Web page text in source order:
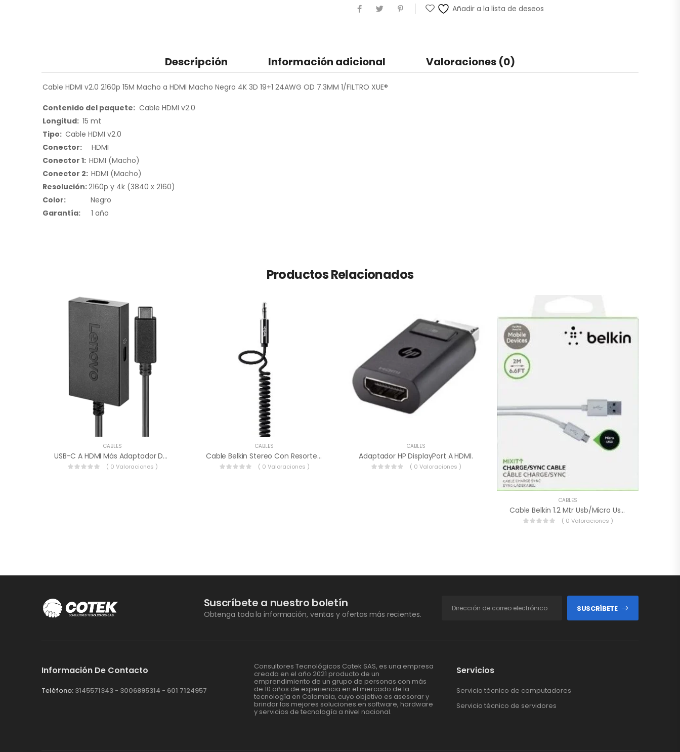
Añadir a la lista de deseos
Descripción Información adicional Valoraciones (0)
Cable HDMI v2.0 2160p 15M Macho a HDMI Macho Negro 4K 3D 19+1 24AWG OD 7.3MM 1/FILTRO XUE®
Contenido del paquete: Cable HDMI v2.0
Longitud: 15 mt
Tipo: Cable HDMI v2.0
Conector:
HDMI
Conector 1: HDMI (Macho)
Conector 2: HDMI (Macho)
Resolución:2160p y 4k (3840 x 2160)
Color:
Negro
Garantía:
1 año
Productos Relacionados
CABLES
USB-C A HDMI Más Adaptador De Alimentación.
( 0 Valoraciones )
CABLES
Cable Belkin Stereo Con Resorte A 1,8 Metros Negro – AV10126TT06-BLK.
( 0 Valoraciones )
CABLES
Adaptador HP DisplayPort A HDMI.
( 0 Valoraciones )
CABLES
Cable Belkin 1.2 Mtr Usb/micro Usb Blanco F2cu012bt04-Wht.
( 0 Valoraciones )
Suscríbete a nuestro boletín
Obtenga toda la información, ventas y ofertas más recientes.
SUSCRÍBETE
Información De Contacto
Teléfono: 3145571343 - 3006895314 - 601 7124957
Consultores Tecnológicos Cotek SAS, es una empresa
creada en el año 2021 producto de un
emprendimiento de un grupo de personas con más
de 10 años de experiencia en el mercado de la
tecnología en Colombia, cuyo objetivo es asesorar y
brindar las mejores soluciones en software, hardware
y servicios de tecnología a nivel nacional.
Servicios
Servicio técnico de computadores
Servicio técnico de servidores